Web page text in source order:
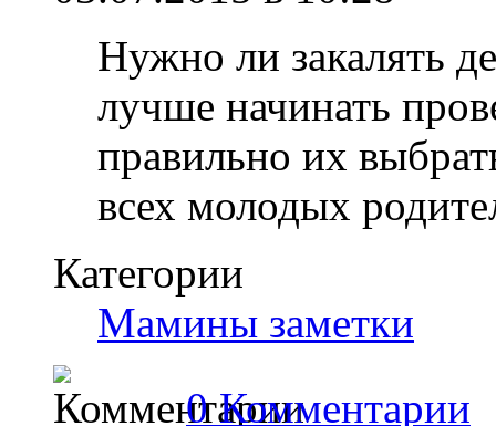
Нужно ли закалять
лучше начинать
правильно их
всех молодых
Категории
Мамины заметки
0 Комментарии